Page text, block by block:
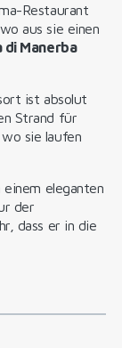
Restaurant
aus sie einen
di Manerba
ist absolut
Strand für
sie laufen
einem eleganten
der
dass er in die